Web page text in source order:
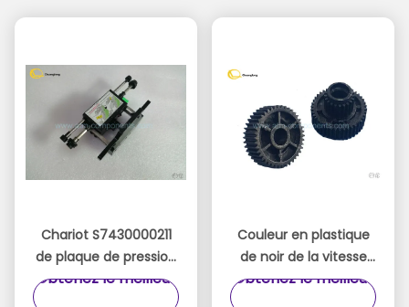
Chariot S7430000211
de plaque de pression
de cassette des
Obtenez le meilleur
Couleur en plastique
de noir de la vitesse
21T 42G de double de
cassette de pièces de
Obtenez le meilleur